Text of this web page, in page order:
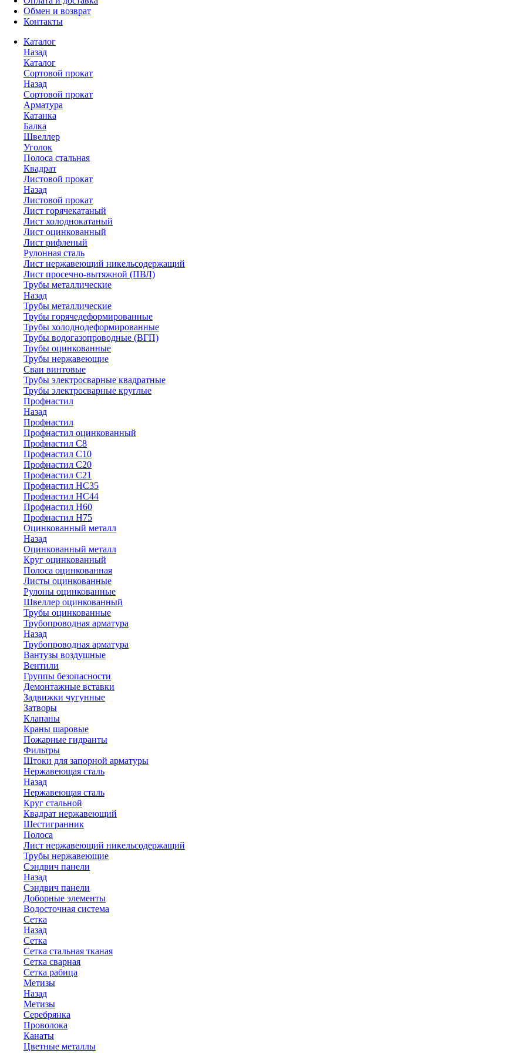
Обмен и возврат
Контакты
Каталог
Назад
Каталог
Сортовой прокат
Назад
Сортовой прокат
Арматура
Катанка
Балка
Швеллер
Уголок
Полоса стальная
Квадрат
Листовой прокат
Назад
Листовой прокат
Лист горячекатаный
Лист холоднокатаный
Лист оцинкованный
Лист рифленый
Рулонная сталь
Лист нержавеющий никельсодержащий
Лист просечно-вытяжной (ПВЛ)
Трубы металлические
Назад
Трубы металлические
Трубы горячедеформированные
Трубы холоднодеформированные
Трубы водогазопроводные (ВГП)
Трубы оцинкованные
Трубы нержавеющие
Сваи винтовые
Трубы электросварные квадратные
Трубы электросварные круглые
Профнастил
Назад
Профнастил
Профнастил оцинкованный
Профнастил С8
Профнастил С10
Профнастил С20
Профнастил С21
Профнастил НС35
Профнастил НС44
Профнастил Н60
Профнастил Н75
Оцинкованный металл
Назад
Оцинкованный металл
Круг оцинкованный
Полоса оцинкованная
Листы оцинкованные
Рулоны оцинкованные
Швеллер оцинкованный
Трубы оцинкованные
Трубопроводная арматура
Назад
Трубопроводная арматура
Вантузы воздушные
Вентили
Группы безопасности
Демонтажные вставки
Задвижки чугунные
Затворы
Клапаны
Краны шаровые
Пожарные гидранты
Фильтры
Штоки для запорной арматуры
Нержавеющая сталь
Назад
Нержавеющая сталь
Круг стальной
Квадрат нержавеющий
Шестигранник
Полоса
Лист нержавеющий никельсодержащий
Трубы нержавеющие
Сэндвич панели
Назад
Сэндвич панели
Доборные элементы
Водосточная система
Сетка
Назад
Сетка
Сетка стальная тканая
Сетка сварная
Сетка рабица
Метизы
Назад
Метизы
Серебрянка
Проволока
Канаты
Цветные металлы